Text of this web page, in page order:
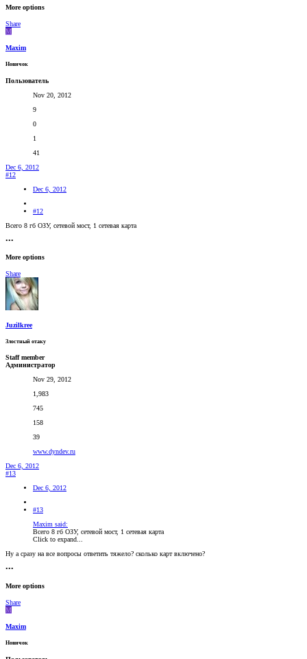
More options
Share
M
Maxim
Новичок
Пользователь
Nov 20, 2012
9
0
1
41
Dec 6, 2012
#12
Dec 6, 2012
#12
Всего 8 гб ОЗУ, сетевой мост, 1 сетевая карта
•••
More options
Share
Juzilkree
Злостный отаку
Staff member
Администратор
Nov 29, 2012
1,983
745
158
39
www.dyndev.ru
Dec 6, 2012
#13
Dec 6, 2012
#13
Maxim said:
Всего 8 гб ОЗУ, сетевой мост, 1 сетевая карта
Click to expand...
Ну а сразу на все вопросы ответить тяжело? сколько карт включено?
•••
More options
Share
M
Maxim
Новичок